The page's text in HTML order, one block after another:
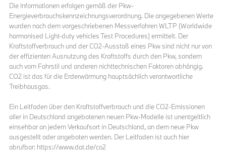
Die Informationen erfolgen gemäß der Pkw-
Energieverbrauchskennzeichnungsverordnung. Die angegebenen Werte
wurden nach dem vorgeschriebenen Messverfahren WLTP (Worldwide
harmonised Light-duty vehicles Test Procedures) ermittelt. Der
Kraftstoffverbrauch und der CO2-Ausstoß eines Pkw sind nicht nur von
der effizienten Ausnutzung des Kraftstoffs durch den Pkw, sondern
auch vom Fahrstil und anderen nichttechnischen Faktoren abhängig.
CO2 ist das für die Erderwärmung hauptsächlich verantwortliche
Treibhausgas.
Ein Leitfaden über den Kraftstoffverbrauch und die CO2-Emissionen
aller in Deutschland angebotenen neuen Pkw-Modelle ist unentgeltlich
einsehbar an jedem Verkaufsort in Deutschland, an dem neue Pkw
ausgestellt oder angeboten werden. Der Leitfaden ist auch hier
abrufbar: https://www.dat.de/co2